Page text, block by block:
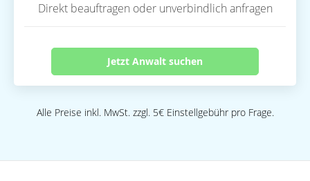
Direkt beauftragen oder unverbindlich anfragen
Jetzt Anwalt suchen
Alle Preise inkl. MwSt. zzgl. 5€ Einstellgebühr pro Frage.